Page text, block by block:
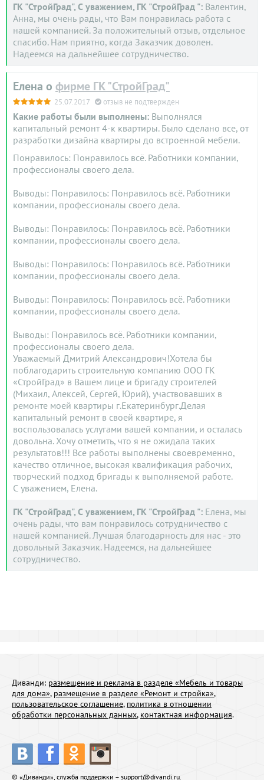
ГК "СтройГрад", С уважением, ГК "СтройГрад ": Валентин,
Анна, мы очень рады, что Вам понравилась работа с
нашей компанией. За положительный отзыв, отдельное
спасибо. Нам приятно, когда Заказчик доволен.
Надеемся на дальнейшее сотрудничество.
Елена о фирме ГК "СтройГрад"
25.07.2017 отзыв не подтвержден
Какие работы были выполнены: Выполнялся
капитальный ремонт 4-к квартиры. Было сделано все, от
разработки дизайна квартиры до встроенной мебели.
Понравилось: Понравилось всё. Работники компании,
профессионалы своего дела.
Выводы: Понравилось: Понравилось всё. Работники
компании, профессионалы своего дела.
Выводы: Понравилось: Понравилось всё. Работники
компании, профессионалы своего дела.
Выводы: Понравилось: Понравилось всё. Работники
компании, профессионалы своего дела.
Выводы: Понравилось: Понравилось всё. Работники
компании, профессионалы своего дела.
Выводы: Понравилось всё. Работники компании,
профессионалы своего дела.
Уважаемый Дмитрий Александрович!Хотела бы
поблагодарить строительную компанию ООО ГК
«СтройГрад» в Вашем лице и бригаду строителей
(Михаил, Алексей, Сергей, Юрий), участвовавших в
ремонте моей квартиры г.Екатеринбург.Делая
капитальный ремонт в своей квартире, я
воспользовалась услугами вашей компании, и осталась
довольна. Хочу отметить, что я не ожидала таких
результатов!!! Все работы выполнены своевременно,
качество отличное, высокая квалификация рабочих,
творческий подход бригады к выполняемой работе.
С уважением, Елена.
ГК "СтройГрад", С уважением, ГК "СтройГрад ": Елена, мы
очень рады, что вам понравилось сотрудничество с
нашей компанией. Лучшая благодарность для нас - это
довольный Заказчик. Надеемся, на дальнейшее
сотрудничество.
Диванди: размещение и реклама в разделе «Мебель и товары
для дома», размещение в разделе «Ремонт и стройка»,
пользовательское соглашение, политика в отношении
обработки персональных данных, контактная информация.
© «Диванди», служба поддержки – support@divandi.ru.